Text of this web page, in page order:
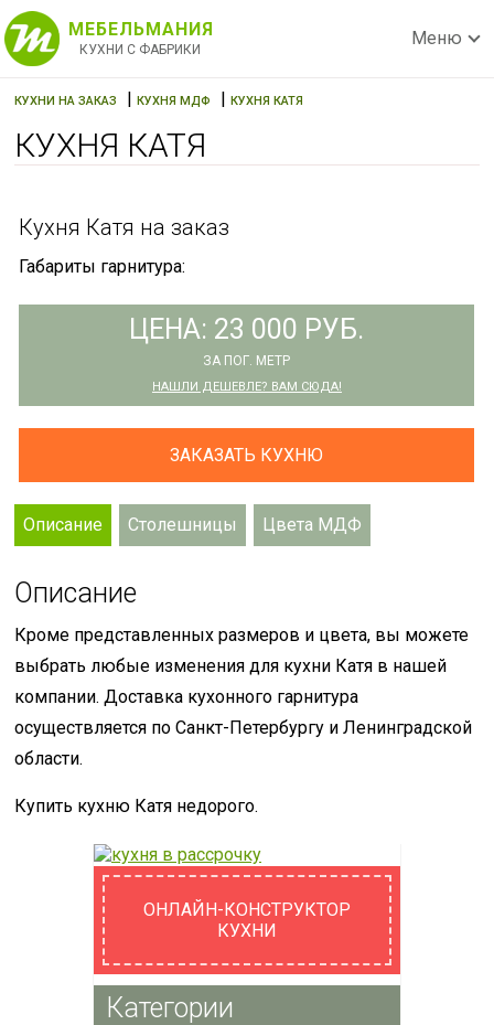
МЕБЕЛЬМАНИЯ
КУХНИ С ФАБРИКИ
Меню
КУХНИ НА ЗАКАЗ |КУХНЯ МДФ |КУХНЯ КАТЯ
КУХНЯ КАТЯ
Кухня Катя на заказ
Габариты гарнитура:
ЦЕНА: 23 000 РУБ.
ЗА ПОГ. МЕТР
НАШЛИ ДЕШЕВЛЕ? ВАМ СЮДА!
ЗАКАЗАТЬ КУХНЮ
Описание Столешницы Цвета МДФ
Описание
Кроме представленных размеров и цвета, вы можете
выбрать любые изменения для кухни Катя в нашей
компании. Доставка кухонного гарнитура
осуществляется по Санкт-Петербургу и Ленинградской
области.
Купить кухню Катя недорого.
ОНЛАЙН-КОНСТРУКТОР
КУХНИ
Категории